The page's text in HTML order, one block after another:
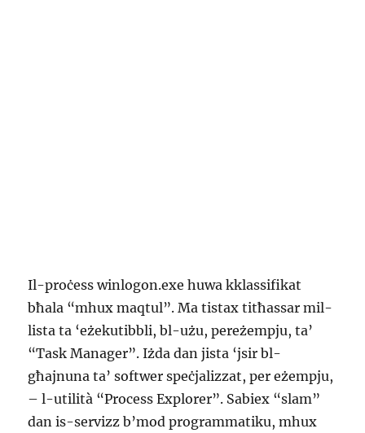
Il-proċess winlogon.exe huwa kklassifikat
bħala “mhux maqtul”. Ma tistax titħassar mil-
lista ta ‘eżekutibbli, bl-użu, pereżempju, ta’
“Task Manager”. Iżda dan jista ‘jsir bl-
għajnuna ta’ softwer speċjalizzat, per eżempju,
– l-utilità “Process Explorer”. Sabiex “slam”
dan is-servizz b’mod programmatiku, mhux